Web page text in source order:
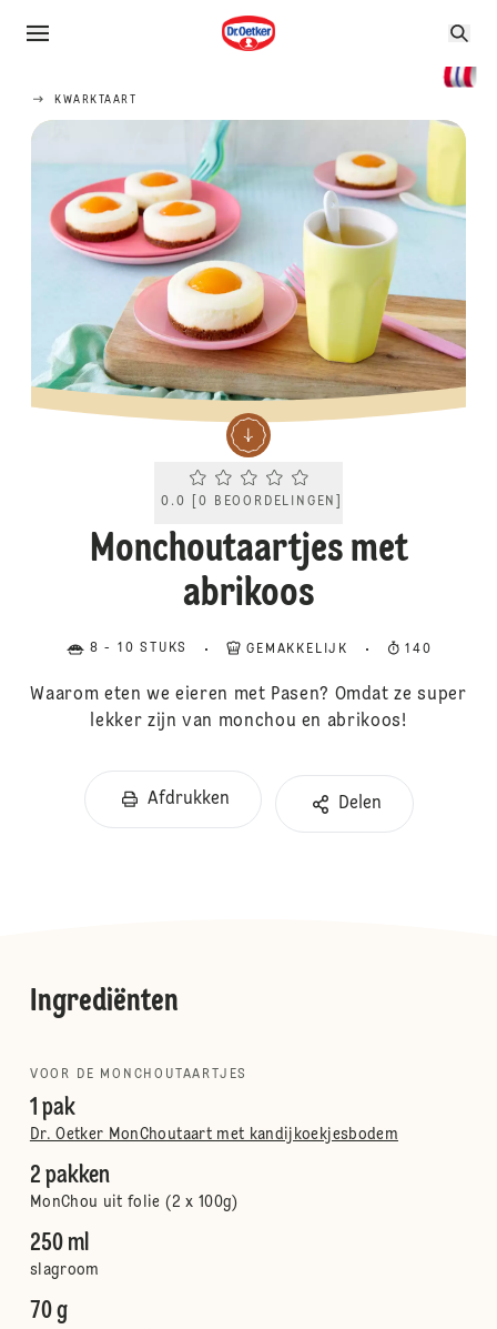
KWARKTAART
Current rating 0.0. Click to rate.
0.0 [0 BEOORDELINGEN
Monchoutaartjes met
abrikoos
8 - 10 STUKS GEMAKKELIJK 140
Waarom eten we eieren met Pasen? Omdat ze super
lekker zijn van monchou en abrikoos!
Afdrukken Delen
Ingrediënten
VOOR DE MONCHOUTAARTJES
1 pak
Dr. Oetker MonChoutaart met kandijkoekjesbodem
2 pakken
MonChou uit folie (2 x 100g)
250 ml
slagroom
70 g